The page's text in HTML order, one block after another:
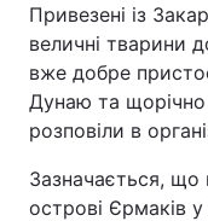
Привезені із
величні тварини
вже добре
Дунаю та
розповіли в
Зазначається, що
острові Єрмаків